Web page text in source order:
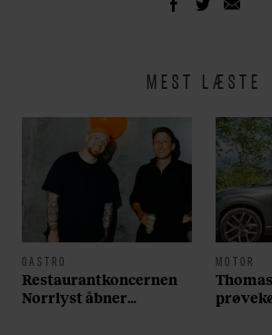
MEST LÆSTE
GASTRO
Restaurantkoncernen
Norrlyst åbner
MOTOR